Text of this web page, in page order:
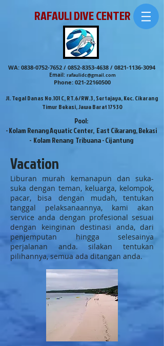
RAFAULI DIVE CENTER
WA: 0838-0752-7652/ 0852-8353-4638/ 0821-1136-3094
Email: rafaulidc@gmail.com
Phone: 021-22160500
Jl. Tegal Danas No.101 C, RT.6/RW.3, Sertajaya, Kec. Cikarang
Timur Bekasi, Jawa Barat 17530
Pool:
- Kolam Renang Aquatic Center, East Cikarang, Bekasi
- Kolam Renang Tribuana - Cijantung
Vacation
Liburan murah kemanapun dan suka-
suka dengan teman, keluarga, kelompok,
pacar, bisa dengan mudah, tentukan
tanggal pelaksanaannya, kami akan
service anda dengan profesional sesuai
dengan keinginan destinasi anda, dari
penjemputan hingga selesainya
perjalanan anda. silakan tentukan
pilihannya, semua ada ditangan anda.